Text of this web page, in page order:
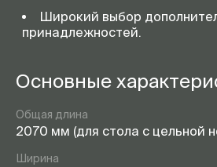
Широкий выбор
принадлежностей.
Основные
Общая длина
2070 мм (для стола с цельной
Ширина